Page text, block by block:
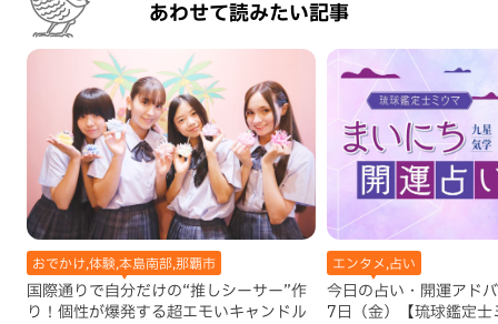
あわせて読みたい記事
おでかけ,体験,本島南部,那覇市
国際通りで自分だけの“推しシーサー”作
り！個性が爆発する超エモいキャンドル
エンタメ,占い
今日の占い・開運アド
7日（金）【琉球鑑定士